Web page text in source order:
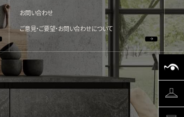
お問い合わせ
ご意見・ご要望・お問い合わせについて